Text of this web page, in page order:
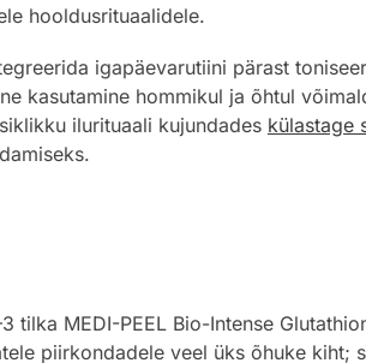
hooldusrituaalidele.
igapäevarutiini pärast
kasutamine hommikul ja õhtul
ilurituaali kujundades külastage
tilka MEDI-PEEL Bio-Intense
piirkondadele veel üks õhuke kiht;